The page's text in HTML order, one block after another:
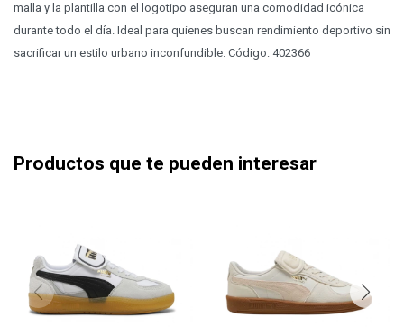
malla y la plantilla con el logotipo aseguran una comodidad icónica
durante todo el día. Ideal para quienes buscan rendimiento deportivo sin
sacrificar un estilo urbano inconfundible. Código: 402366
Productos que te pueden interesar